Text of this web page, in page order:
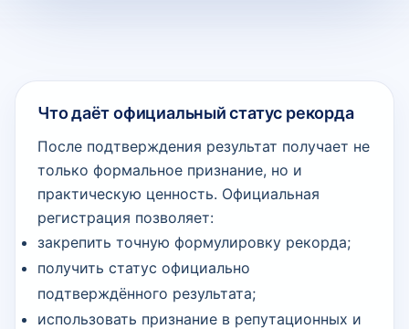
Что даёт официальный статус рекорда
После подтверждения результат получает не
только формальное признание, но и
практическую ценность. Официальная
регистрация позволяет:
закрепить точную формулировку рекорда;
получить статус официально
подтверждённого результата;
использовать признание в репутационных и